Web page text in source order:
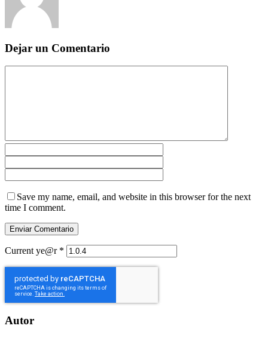
Dejar un Comentario
Save my name, email, and website in this browser for the next
time I comment.
Current ye@r *
Autor